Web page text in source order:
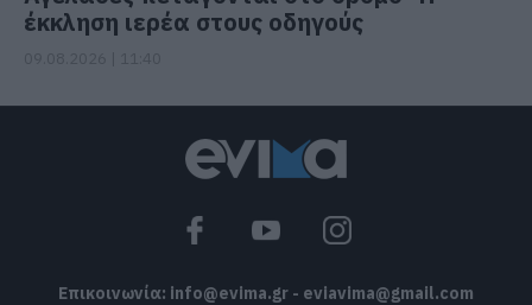
έκκληση ιερέα στους οδηγούς
Επικοινωνία: info@evima.gr - eviavima@gmail.com